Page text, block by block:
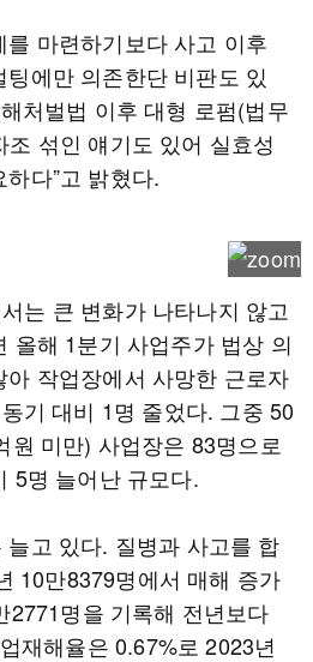
마련하기보다 사고 이후
에만 의존한단 비판도 있
처벌법 이후 대형 로펌(법무
섞인 얘기도 있어 실효성
다”고 밝혔다.
는 큰 변화가 나타나지 않고
올해 1분기 사업주가 법상 의
작업장에서 사망한 근로자
기 대비 1명 줄었다. 그중 50
원 미만) 사업장은 83명으로
5명 늘어난 규모다.
고 있다. 질병과 사고를 합
10만8379명에서 매해 증가
2771명을 기록해 전년보다
재해율은 0.67%로 2023년